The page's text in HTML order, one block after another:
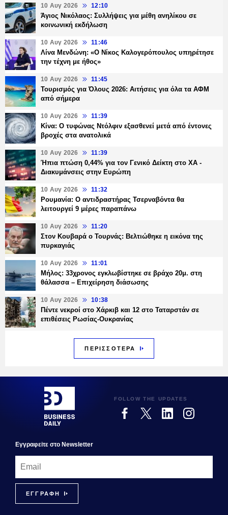
10 Αυγ 2026 12:10
Άγιος Νικόλαος: Συλλήψεις για μέθη ανηλίκου σε
κοινωνική εκδήλωση
10 Αυγ 2026 11:46
Λίνα Μενδώνη: «Ο Νίκος Καλογερόπουλος υπηρέτησε
την τέχνη με ήθος»
10 Αυγ 2026 11:45
Τουρισμός για Όλους 2026: Αιτήσεις για όλα τα ΑΦΜ
από σήμερα
10 Αυγ 2026 11:39
Κίνα: Ο τυφώνας Ντόλφιν εξασθενεί μετά από έντονες
βροχές στα ανατολικά
10 Αυγ 2026 11:39
Ήπια πτώση 0,44% για τον Γενικό Δείκτη στο ΧΑ -
Διακυμάνσεις στην Ευρώπη
10 Αυγ 2026 11:32
Ρουμανία: Ο αντιδραστήρας Τσερναβόντα θα
λειτουργεί 9 μέρες παραπάνω
10 Αυγ 2026 11:20
Στον Κουβαρά ο Τουρνάς: Βελτιώθηκε η εικόνα της
πυρκαγιάς
10 Αυγ 2026 11:01
Μήλος: 33χρονος εγκλωβίστηκε σε βράχο 20μ. στη
θάλασσα – Επιχείρηση διάσωσης
10 Αυγ 2026 10:38
Πέντε νεκροί στο Χάρκιβ και 12 στο Ταταρστάν σε
επιθέσεις Ρωσίας-Ουκρανίας
ΠΕΡΙΣΣΟΤΕΡΑ
FOLLOW THE UPDATES
Εγγραφεiτε στο Newsletter